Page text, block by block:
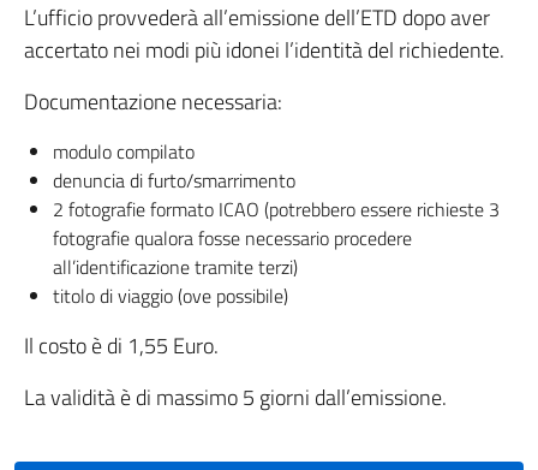
L’ufficio provvederà all’emissione dell’ETD dopo aver
accertato nei modi più idonei l’identità del richiedente.
Documentazione necessaria:
modulo compilato
denuncia di furto/smarrimento
2 fotografie formato ICAO (potrebbero essere richieste 3
fotografie qualora fosse necessario procedere
all’identificazione tramite terzi)
titolo di viaggio (ove possibile)
Il costo è di 1,55 Euro.
La validità è di massimo 5 giorni dall’emissione.